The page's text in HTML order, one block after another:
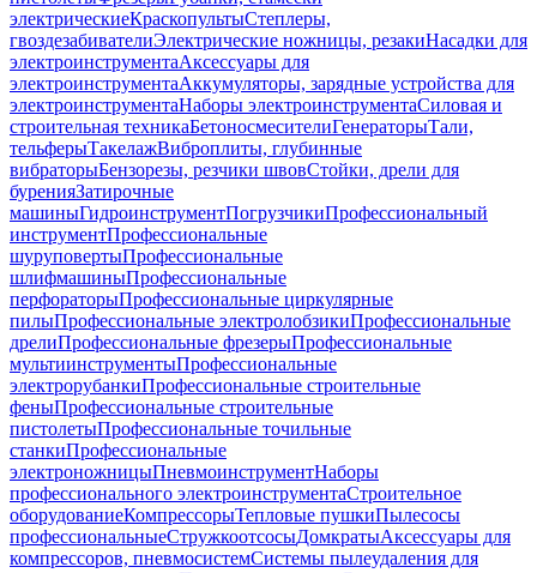
электрическиеКраскопультыСтеплеры,
гвоздезабивателиЭлектрические ножницы, резакиНасадки для
электроинструментаАксессуары для
электроинструментаАккумуляторы, зарядные устройства для
электроинструментаНаборы электроинструментаСиловая и
строительная техникаБетоносмесителиГенераторыТали,
тельферыТакелажВиброплиты, глубинные
вибраторыБензорезы, резчики швовСтойки, дрели для
буренияЗатирочные
машиныГидроинструментПогрузчикиПрофессиональный
инструментПрофессиональные
шуруповертыПрофессиональные
шлифмашиныПрофессиональные
перфораторыПрофессиональные циркулярные
пилыПрофессиональные электролобзикиПрофессиональные
дрелиПрофессиональные фрезерыПрофессиональные
мультиинструментыПрофессиональные
электрорубанкиПрофессиональные строительные
феныПрофессиональные строительные
пистолетыПрофессиональные точильные
станкиПрофессиональные
электроножницыПневмоинструментНаборы
профессионального электроинструментаСтроительное
оборудованиеКомпрессорыТепловые пушкиПылесосы
профессиональныеСтружкоотсосыДомкратыАксессуары для
компрессоров, пневмосистемСистемы пылеудаления для